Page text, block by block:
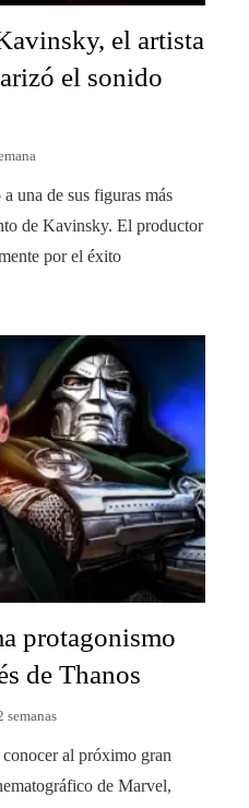
el artista
el sonido
una de sus figuras más
de Kavinsky. El productor
por el éxito
protagonismo
de Thanos
semanas
al próximo gran
de Marvel,